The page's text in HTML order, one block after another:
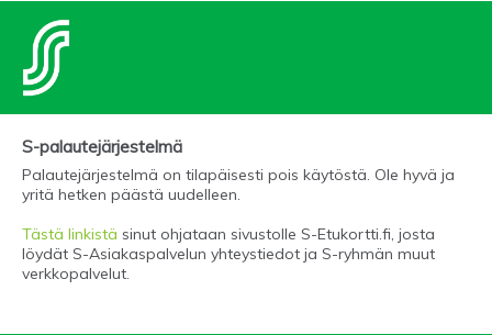
S-palautejärjestelmä
Palautejärjestelmä on tilapäisesti pois käytöstä. Ole hyvä ja
yritä hetken päästä uudelleen.
Tästä linkistä sinut ohjataan sivustolle S-Etukortti.fi, josta
löydät S-Asiakaspalvelun yhteystiedot ja S-ryhmän muut
verkkopalvelut.